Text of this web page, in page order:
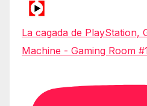
La cagada de PlayStation,
Machine - Gaming Room